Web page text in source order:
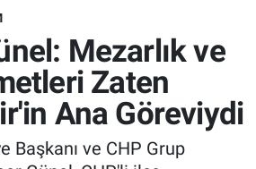
Mezarlık ve
Zaten
Ana Göreviydi
Başkanı ve CHP Grup